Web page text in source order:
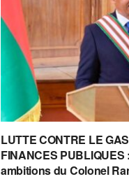
LUTTE CONTRE LE
FINANCES
ambitions du Colonel